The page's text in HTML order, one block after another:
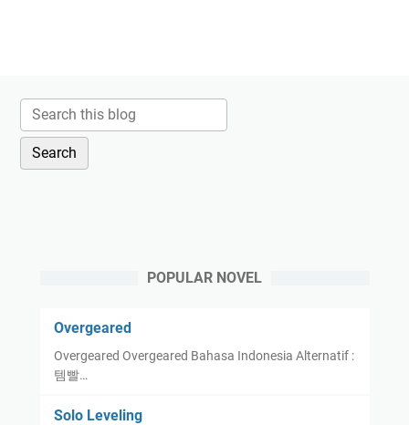
POPULAR NOVEL
Overgeared
Overgeared Overgeared Bahasa Indonesia Alternatif :
템빨…
Solo Leveling